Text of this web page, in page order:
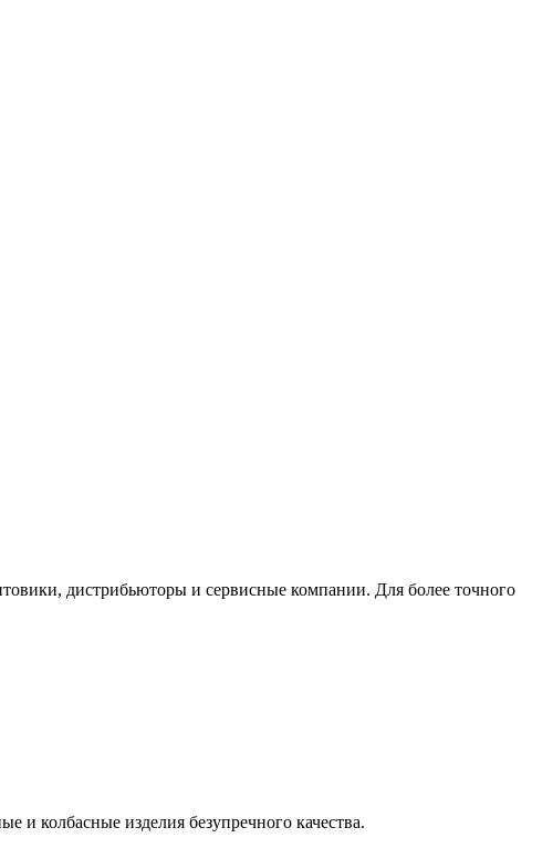
дистрибьюторы и сервисные компании. Для более точного
и колбасные изделия безупречного качества.